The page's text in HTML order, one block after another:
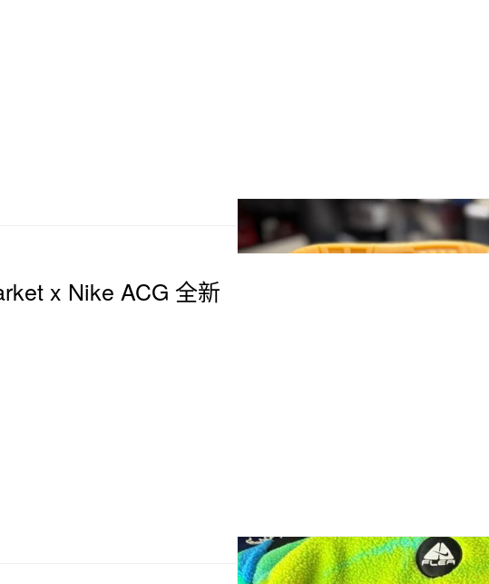
x Nike ACG 全新